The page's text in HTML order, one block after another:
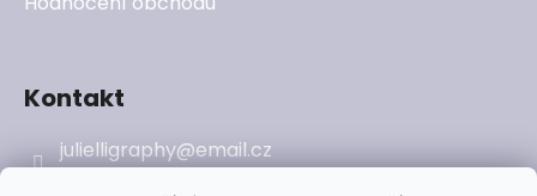
Kontakt
julielligraphy@email.cz